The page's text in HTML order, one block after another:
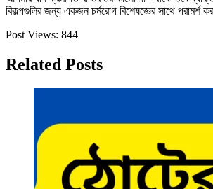
বিকল্পগুলির জন্য একজন চর্মরোগ বিশেষজ্ঞের সাথে পরামর্শ
Post Views: 844
Related Posts